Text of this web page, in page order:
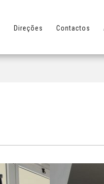
Direções Contactos